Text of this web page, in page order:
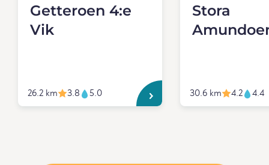
Getteroen 4:e
Vik
26.2 km 3.8 5.0
Stora
30.6 km 4.2 4.4